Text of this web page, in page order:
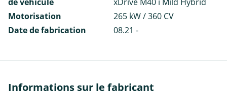
Motorisation
265 kW / 360 CV
Date de fabrication
08.21 -
Informations sur le fabricant